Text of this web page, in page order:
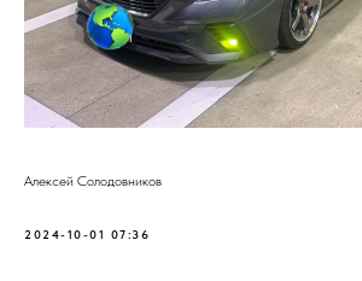
Алексей Солодовников
2024-10-01 07:36
Recover Auto2026 (с) Владивосток
Контакты
+7984 158-56-98
Владивосток
recoverauto@yandex.ru
фар